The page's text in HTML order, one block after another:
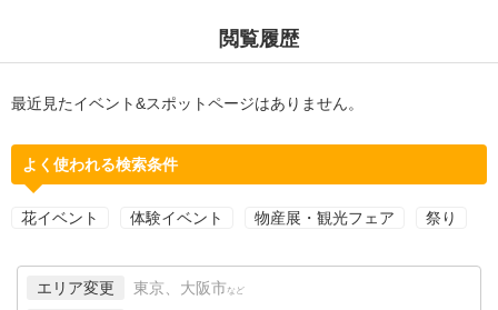
閲覧履歴
最近見たイベント&スポットページはありません。
よく使われる検索条件
花イベント 体験イベント 物産展・観光フェア 祭り
エリア変更 東京、大阪市 など